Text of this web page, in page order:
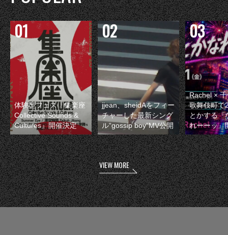
体験型フェス『集楽座
Collective Sounds &
Cultures』開催決定
jjean、sheidAをフィー
チャーした最新シング
ル“gossip boy”MV公開
Rachel ×
歌舞伎町で
とかする『
れーーッ』
VIEW MORE